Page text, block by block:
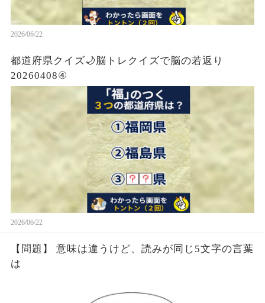
2026/06/22
都道府県クイズ🌙脳トレクイズで脳の若返り
20260408④
2026/06/22
【問題】 意味は違うけど、読みが同じ5文字の言葉
は